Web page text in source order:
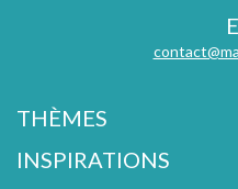
THÈMES
INSPIRATIONS